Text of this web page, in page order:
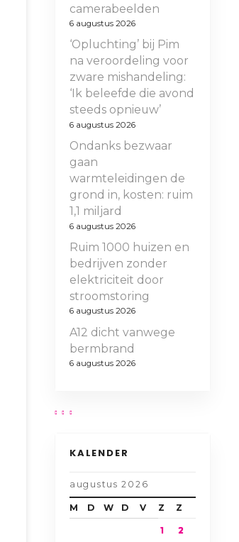
camerabeelden
6 augustus 2026
‘Opluchting’ bij Pim
na veroordeling voor
zware mishandeling:
‘Ik beleefde die avond
steeds opnieuw’
6 augustus 2026
Ondanks bezwaar
gaan
warmteleidingen de
grond in, kosten: ruim
1,1 miljard
6 augustus 2026
Ruim 1000 huizen en
bedrijven zonder
elektriciteit door
stroomstoring
6 augustus 2026
A12 dicht vanwege
bermbrand
6 augustus 2026
KALENDER
augustus 2026
M D W D V Z Z
1
2